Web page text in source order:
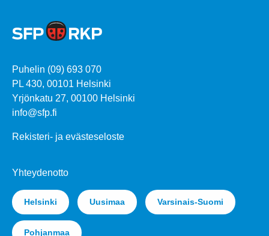
Puhelin (09) 693 070
PL 430, 00101 Helsinki
Yrjönkatu 27, 00100 Helsinki
info@sfp.fi
Rekisteri- ja evästeseloste
Yhteydenotto
Helsinki Uusimaa Varsinais-Suomi
Pohjanmaa